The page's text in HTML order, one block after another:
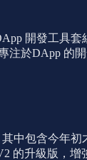
開發工具
於DApp 的
包含今年
的升級版，